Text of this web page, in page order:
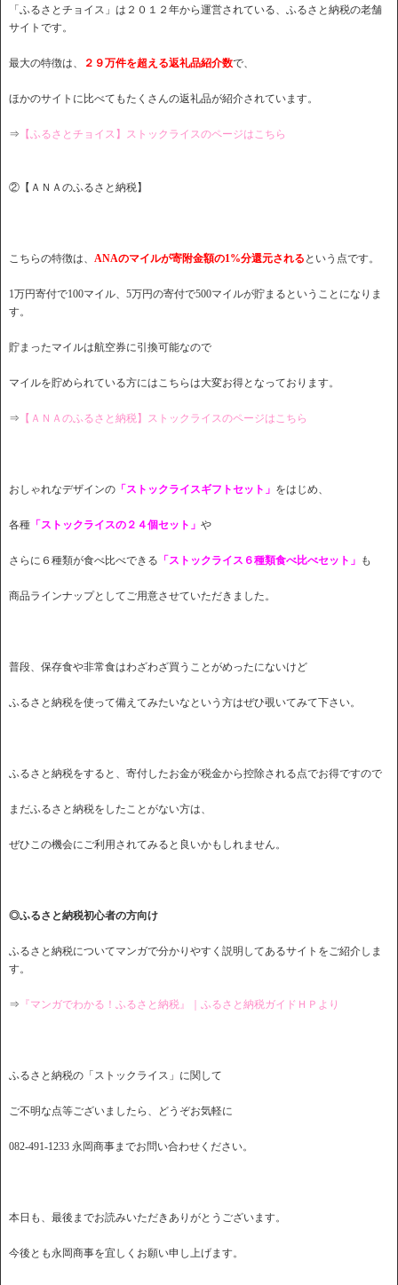
「ふるさとチョイス」は２０１２年から運営されている、ふるさと納税の老舗
サイトです。
最大の特徴は、 ２９万件を超える返礼品紹介数で、
ほかのサイトに比べてもたくさんの返礼品が紹介されています。
⇒ 【ふるさとチョイス】ストックライスのページはこちら
②【ＡＮＡのふるさと納税】
こちらの特徴は、 ANAのマイルが寄附金額の1%分還元される という点です。
1万円寄付で100マイル、5万円の寄付で500マイルが貯まるということになりま
す。
貯まったマイルは航空券に引換可能なので
マイルを貯められている方にはこちらは大変お得となっております。
⇒ 【ＡＮＡのふるさと納税】ストックライスのページはこちら
おしゃれなデザインの 「ストックライスギフトセット」 をはじめ、
各種 「ストックライスの２４個セット」 や
さらに６種類が食べ比べできる 「ストックライス６種類食べ比べセット」 も
商品ラインナップとしてご用意させていただきました。
普段、保存食や非常食はわざわざ買うことがめったにないけど
ふるさと納税を使って備えてみたいなという方はぜひ覗いてみて下さい。
ふるさと納税をすると、寄付したお金が税金から控除される点でお得ですので
まだふるさと納税をしたことがない方は、
ぜひこの機会にご利用されてみると良いかもしれません。
◎ふるさと納税初心者の方向け
ふるさと納税についてマンガで分かりやすく説明してあるサイトをご紹介しま
す。
⇒ 『マンガでわかる！ふるさと納税』｜ふるさと納税ガイドＨＰより
ふるさと納税の「ストックライス」に関して
ご不明な点等ございましたら、どうぞお気軽に
082-491-1233 永岡商事までお問い合わせください。
本日も、最後までお読みいただきありがとうございます。
今後とも永岡商事を宜しくお願い申し上げます。